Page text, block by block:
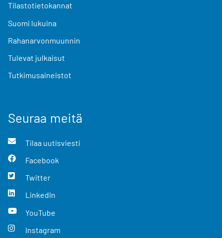
Tilastotietokannat
Suomi lukuina
Rahanarvonmuunnin
Tulevat julkaisut
Tutkimusaineistot
Seuraa meitä
Tilaa uutisviesti
Facebook
Twitter
LinkedIn
YouTube
Instagram